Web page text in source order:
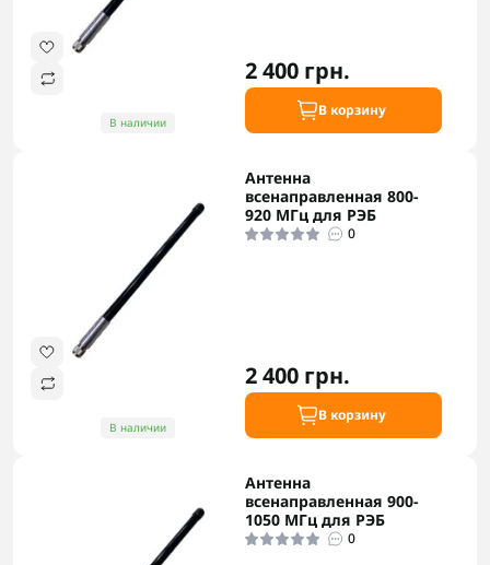
В наличии
2 400 грн.
В корзину
В наличии
Антенна
всенаправленная 800-
920 МГц для РЭБ
0
2 400 грн.
В корзину
Антенна
всенаправленная 900-
1050 МГц для РЭБ
0